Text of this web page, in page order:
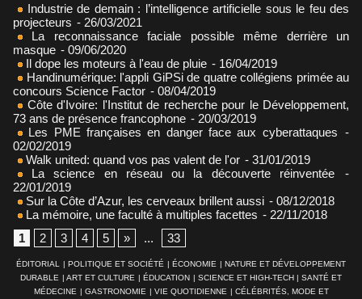
Industrie de demain : l’intelligence artificielle sous le feu des
projecteurs - 26/03/2021
La reconnaissance faciale possible même derrière un
masque - 09/06/2020
Il dope les moteurs à l'eau de pluie - 16/04/2019
Handinumérique: l'appli GiPSi de quatre collégiens primée au
concours Science Factor - 08/04/2019
Côte d'Ivoire: l'Institut de recherche pour le Développement,
73 ans de présence francophone - 20/03/2019
Les PME françaises en danger face aux cyberattaques -
02/02/2019
Walk united: quand vos pas valent de l'or - 31/01/2019
La science en réseau ou la découverte réinventée
-
22/01/2019
Sur la Côte d’Azur, les cerveaux brillent aussi - 08/12/2018
La mémoire, une faculté à multiples facettes - 22/11/2018
1
2 3 4 5 » ... 33
ÉDITORIAL | POLITIQUE ET SOCIÉTÉ | ÉCONOMIE | NATURE ET DÉVELOPPEMENT
DURABLE | ART ET CULTURE | ÉDUCATION | SCIENCE ET HIGH-TECH | SANTÉ ET
MÉDECINE | GASTRONOMIE | VIE QUOTIDIENNE | CÉLÉBRITÉS, MODE ET